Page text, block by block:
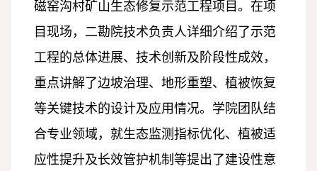
磁窑沟村矿山生态修复示范工程项目。在项
目现场，二勘院技术负责人详细介绍了示范
工程的总体进展、技术创新及阶段性成效，
重点讲解了边坡治理、地形重塑、植被恢复
等关键技术的设计及应用情况。学院团队结
合专业领域，就生态监测指标优化、植被适
应性提升及长效管护机制等提出了建设性意